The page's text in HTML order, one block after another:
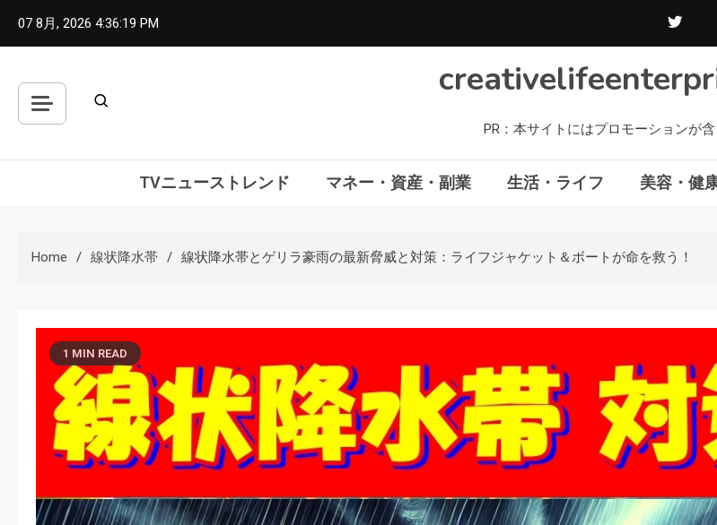
07 8月, 2026 4:36:21 PM
PR：本サイトにはプロモーションが
TVニューストレンド マネー・資産・副業 生活・ライフ 美容・健
Home 線状降水帯 線状降水帯とゲリラ豪雨の最新脅威と対策：ライフジャケット＆ボートが命を救う！
1 MIN READ